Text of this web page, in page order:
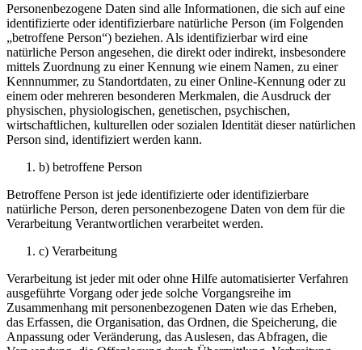
Personenbezogene Daten sind alle Informationen, die sich auf eine
identifizierte oder identifizierbare natürliche Person (im Folgenden
„betroffene Person“) beziehen. Als identifizierbar wird eine
natürliche Person angesehen, die direkt oder indirekt, insbesondere
mittels Zuordnung zu einer Kennung wie einem Namen, zu einer
Kennnummer, zu Standortdaten, zu einer Online-Kennung oder zu
einem oder mehreren besonderen Merkmalen, die Ausdruck der
physischen, physiologischen, genetischen, psychischen,
wirtschaftlichen, kulturellen oder sozialen Identität dieser natürlichen
Person sind, identifiziert werden kann.
b) betroffene Person
Betroffene Person ist jede identifizierte oder identifizierbare
natürliche Person, deren personenbezogene Daten von dem für die
Verarbeitung Verantwortlichen verarbeitet werden.
c) Verarbeitung
Verarbeitung ist jeder mit oder ohne Hilfe automatisierter Verfahren
ausgeführte Vorgang oder jede solche Vorgangsreihe im
Zusammenhang mit personenbezogenen Daten wie das Erheben,
das Erfassen, die Organisation, das Ordnen, die Speicherung, die
Anpassung oder Veränderung, das Auslesen, das Abfragen, die